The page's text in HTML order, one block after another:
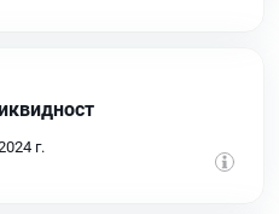
г.